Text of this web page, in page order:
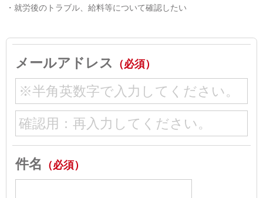
就労後のトラブル、給料等について確認したい
メールアドレス （必須）
件名 （必須）